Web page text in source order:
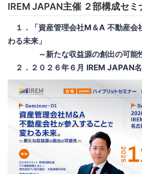
IREM JAPAN主催 ２部構成セミ
１．「資産管理会社M＆A 不動産会
わる未来」
～新たな収益源の創出の可能
２．２０２６年６月 IREM JAPAN